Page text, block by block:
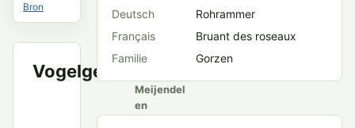
Bron
Vogelgeluid
Meijendel
en
Deutsch
Rohrammer
Français
Bruant des roseaux
Familie
Gorzen